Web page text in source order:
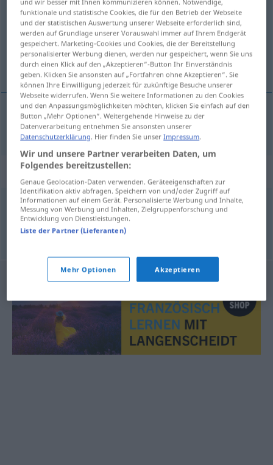
Übersicht aller Übersetzungen
(Für mehr Details die Übersetzung anklicken/antippen)
Archidiakon
Archidiakonm archidiacre ÉGL
Synonyme für "archidiacre"
diacre
funktionale und statistische Cookies, die für den Betrieb der Webseite
und der statistischen Auswertung unserer Webseite erforderlich sind,
werden auf Grundlage unserer Vorauswahl immer auf Ihrem Endgerät
gespeichert. Marketing-Cookies und Cookies, die der Bereitstellung
personalisierter Werbung dienen, werden nur gespeichert, wenn Sie uns
durch einen Klick auf den „Akzeptieren“-Button Ihr Einverständnis
geben. Klicken Sie ansonsten auf „Fortfahren ohne Akzeptieren“. Sie
können Ihre Einwilligung jederzeit für zukünftige Besuche unserer
Webseite widerrufen. Wenn Sie weitere Informationen zu den Cookies
und den Anpassungsmöglichkeiten möchten, klicken Sie einfach auf den
Button „Mehr Optionen“. Weitergehende Hinweise zu der
Datenverarbeitung entnehmen Sie ansonsten unserer
Datenschutzerklärung . Hier finden Sie unserImpressum
Wir und unsere Partner verarbeiten Daten, um
Folgendes bereitzustellen:
Genaue Geolocation-Daten verwenden. Geräteeigenschaften zur
Identifikation aktiv abfragen. Speichern von und/oder Zugriff auf
Informationen auf einem Gerät. Personalisierte Werbung und Inhalte,
Messung von Werbung und Inhalten, Zielgruppenforschung und
Entwicklung von Dienstleistungen.
Liste der Partner (Lieferanten)
Mehr Optionen Akzeptieren